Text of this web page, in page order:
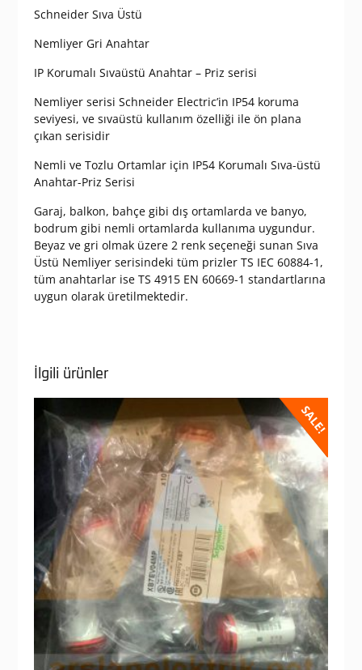
Schneider Sıva Üstü
Nemliyer Gri Anahtar
IP Korumalı Sıvaüstü Anahtar – Priz serisi
Nemliyer serisi Schneider Electric’in IP54 koruma
seviyesi, ve sıvaüstü kullanım özelliği ile ön plana
çıkan serisidir
Nemli ve Tozlu Ortamlar için IP54 Korumalı Sıva-üstü
Anahtar-Priz Serisi
Garaj, balkon, bahçe gibi dış ortamlarda ve banyo,
bodrum gibi nemli ortamlarda kullanıma uygundur.
Beyaz ve gri olmak üzere 2 renk seçeneği sunan Sıva
Üstü Nemliyer serisindeki tüm prizler TS IEC 60884-1,
tüm anahtarlar ise TS 4915 EN 60669-1 standartlarına
uygun olarak üretilmektedir.
İlgili ürünler
SALE!